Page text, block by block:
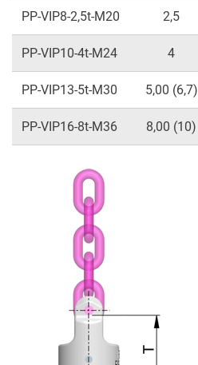
PP-VIP8-2,5t-M20 2,5
PP-VIP10-4t-M24 4
PP-VIP13-5t-M30 5,00 (6,7)
PP-VIP16-8t-M36 8,00 (10)